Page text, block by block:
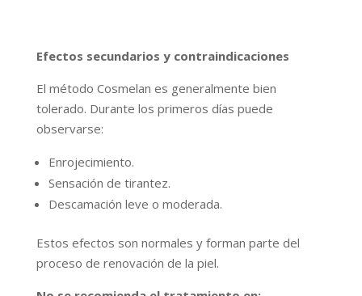
Efectos secundarios y contraindicaciones
El método Cosmelan es generalmente bien
tolerado. Durante los primeros días puede
observarse:
Enrojecimiento.
Sensación de tirantez.
Descamación leve o moderada.
Estos efectos son normales y forman parte del
proceso de renovación de la piel.